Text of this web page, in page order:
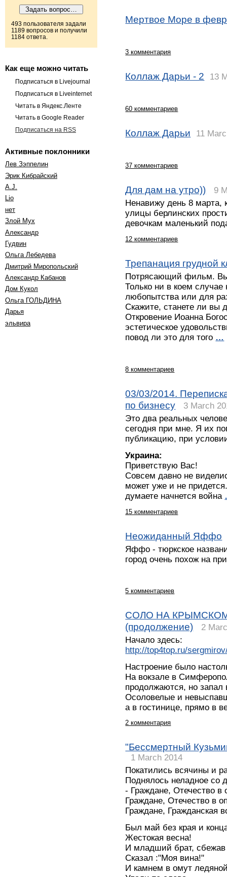
493 пользователя задали
1189 вопросов и получили
1184 ответа.
Как еще можно читать
Подписаться в Livejournal
Подписаться в Liveinternet
Читать в Яндекс.Ленте
Читать в Google Reader
Подписаться на RSS
Активные поклонники
Лев Зэппелин
Эрик Кибрайский
A.J.
Lio
нет
Злой Мух
Александр
Гудвин
Ольга Лебедева
Дмитрий Миропольский
Александр Кабанов
Дом Кукол
Oльга ГОЛЬДИНА
Дарья
эльвира
Мертвое Море в
3 комментария
Коллаж Дарьи - 2 13
60 комментариев
Коллаж Дарьи 11
37 комментариев
Для дам на утро))
9
Ненавижу день 8 марта,
улицы берлинских
девочкам маленький
12 комментариев
Трепанация грудной
Потрясающий фильм.
Только ни в коем случае
любопытства или для
Скажите, станете ли вы
Откровение Иоанна
эстетическое
повод ли это для того …
8 комментариев
03/03/2014.
по бизнесу
3 March
Это два реальных
сегодня при мне. Я их
публикацию, при
Украина:
Приветствую Вас!
Совсем давно не
может уже и не
думаете начнется война
15 комментариев
Неожиданный Яффо
Яффо - тюркское
город очень похож на
5 комментариев
СОЛО НА
(продолжение)
2
Начало здесь:
http://top4top.ru/
Настроение было
На вокзале в
продолжаются, но запал
Осоловелые и
а в гостинице, прямо в
2 комментария
"Бессмертный
1 March 2014
Покатились всячины и
Поднялось неладное со
- Граждане, Отечество в
Граждане, Отечество в
Граждане, Гражданская
Был май без края и
Жестокая весна!
И младший брат, сбежав
Сказал :"Моя вина!"
И камнем в омут